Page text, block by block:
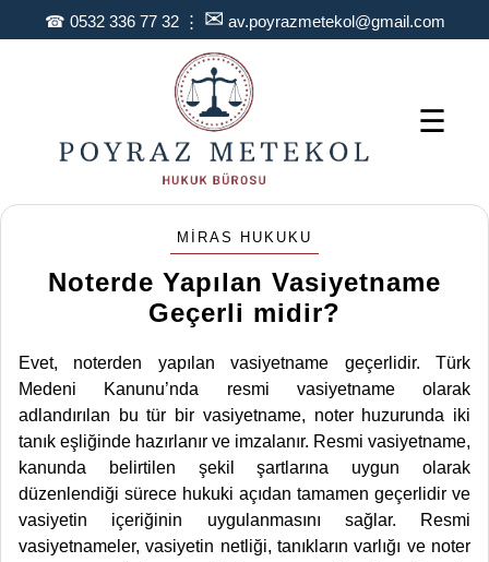
☎ 0532 336 77 32⋮ ✉ av.poyrazmetekol@gmail.com
☰
MIRAS HUKUKU
Noterde Yapılan Vasiyetname
Geçerli midir?
Evet, noterden yapılan vasiyetname geçerlidir. Türk
Medeni Kanunu’nda resmi vasiyetname olarak
adlandırılan bu tür bir vasiyetname, noter huzurunda iki
tanık eşliğinde hazırlanır ve imzalanır. Resmi vasiyetname,
kanunda belirtilen şekil şartlarına uygun olarak
düzenlendiği sürece hukuki açıdan tamamen geçerlidir ve
vasiyetin içeriğinin uygulanmasını sağlar. Resmi
vasiyetnameler, vasiyetin netliği, tanıkların varlığı ve noter